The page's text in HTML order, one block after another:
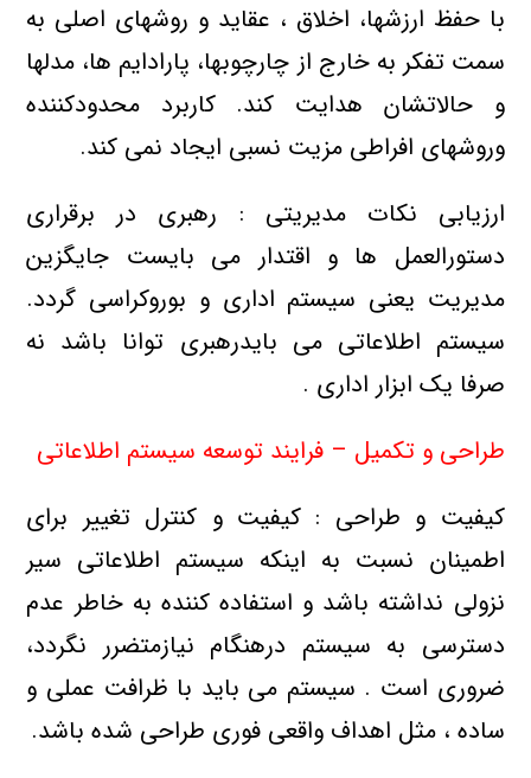
با حفظ ارزشها، اخلاق ، عقاید و روشهای اصلی به
سمت تفکر به خارج از چارچوبها، پارادایم ها، مدلها
و حالاتشان هدایت کند. کاربرد محدودکننده
وروشهای افراطی مزیت نسبی ایجاد نمی کند.
ارزیابی نکات مدیریتی : رهبری در برقراری
دستورالعمل ها و اقتدار می بایست جایگزین
مدیریت یعنی سیستم اداری و بوروکراسی گردد.
سیستم اطلاعاتی می بایدرهبری توانا باشد نه
صرفا یک ابزار اداری .
طراحی و تکمیل – فرایند توسعه سیستم اطلاعاتی
کیفیت و طراحی : کیفیت و کنترل تغییر برای
اطمینان نسبت به اینکه سیستم اطلاعاتی سیر
نزولی نداشته باشد و استفاده کننده به خاطر عدم
دسترسی به سیستم درهنگام نیازمتضرر نگردد،
ضروری است . سیستم می باید با ظرافت عملی و
ساده ، مثل اهداف واقعی فوری طراحی شده باشد.